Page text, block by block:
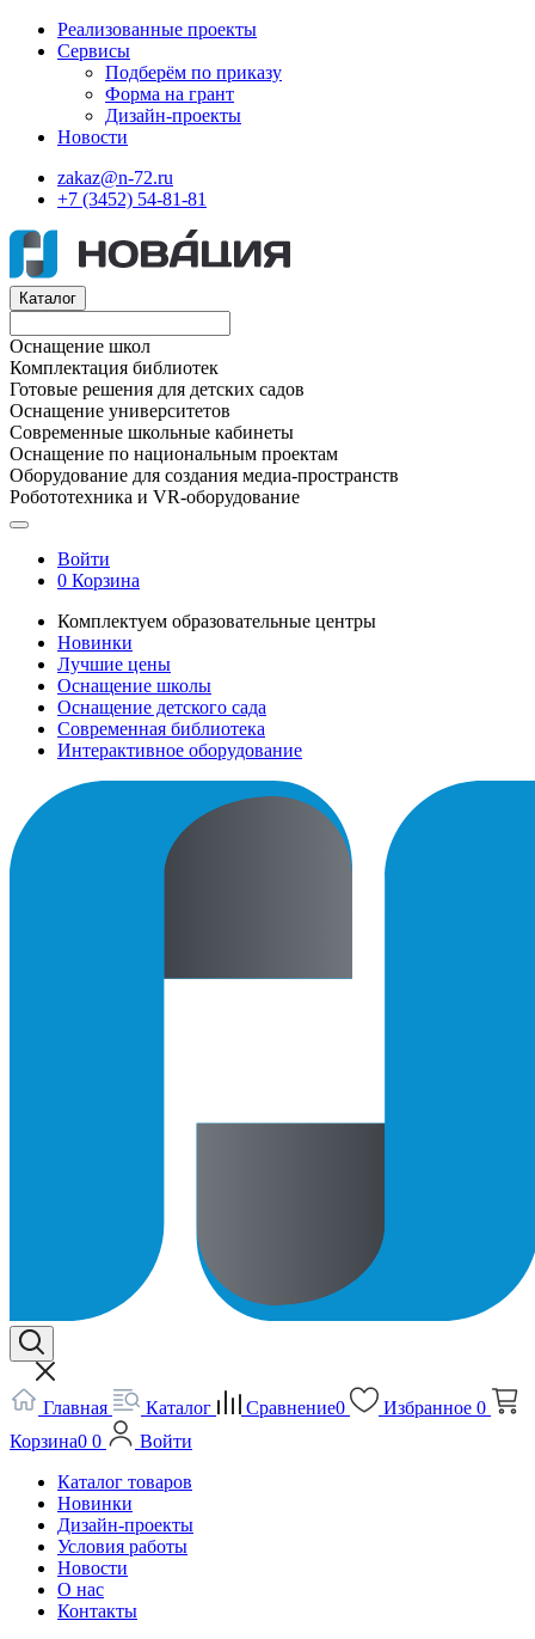
Реализованные проекты
Сервисы
Подберём по приказу
Форма на грант
Дизайн-проекты
Новости
zakaz@n-72.ru
+7 (3452) 54-81-81
Каталог
Оснащение школ
Комплектация библиотек
Готовые решения для детских садов
Оснащение университетов
Современные школьные кабинеты
Оснащение по национальным проектам
Оборудование для создания медиа-пространств
Робототехника и VR-оборудование
Войти
0 Корзина
Комплектуем образовательные центры
Новинки
Лучшие цены
Оснащение школы
Оснащение детского сада
Современная библиотека
Интерактивное оборудование
Главная Каталог Сравнение0 Избранное 0
Корзина0 0
Войти
Каталог товаров
Новинки
Дизайн-проекты
Условия работы
Новости
О нас
Контакты